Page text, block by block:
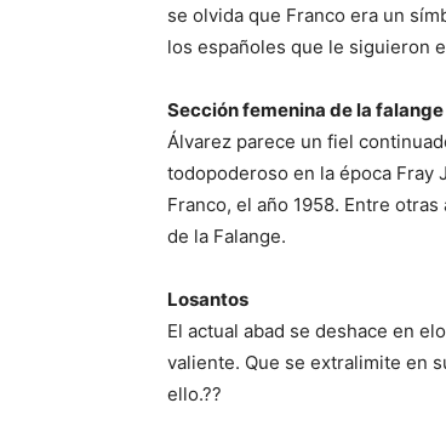
se olvida que Franco era un
los españoles que le siguieron
Sección femenina de la falange
Álvarez parece un fiel
todopoderoso en la época Fray
Franco, el año 1958. Entre
de la Falange.
Losantos
El actual abad se deshace en
valiente. Que se extralimite en
ello.??